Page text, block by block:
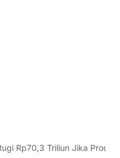
Rp70,3 Triliun Jika